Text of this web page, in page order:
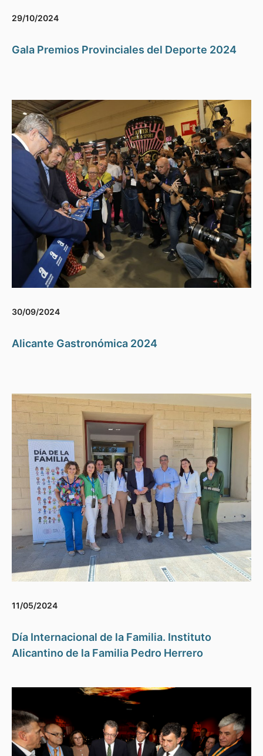
29/10/2024
Gala Premios Provinciales del Deporte 2024
30/09/2024
Alicante Gastronómica 2024
11/05/2024
Día Internacional de la Familia. Instituto
Alicantino de la Familia Pedro Herrero